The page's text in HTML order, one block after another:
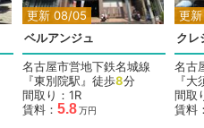
更新 08/05
ベルアンジュ
名古屋市営地下鉄名城線
『東別院駅』徒歩8分
間取り：1R
賃料： 5.8万円
更
クレ
名古
『
間取
賃料：